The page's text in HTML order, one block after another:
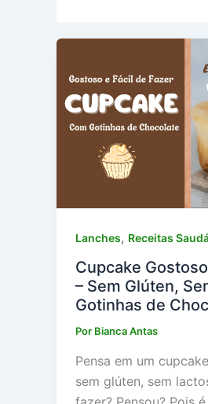
Lanches, Receitas
Cupcake
– Sem Glúten,
Gotinhas de
Por Bianca Antas
Pensa em um
sem glúten, sem